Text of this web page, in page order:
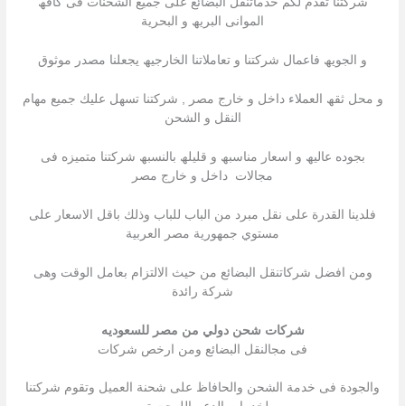
الموانى البریھ و البحریة
و الجویھ فاعمال شركتنا و تعاملاتنا الخارجیھ یجعلنا مصدر موثوق
و محل ثقھ العملاء داخل و خارج مصر , شركتنا تسھل علیك جمیع مھام
النقل و الشحن
بجوده عالیھ و اسعار مناسبھ و قلیلھ بالنسبھ شركتنا متمیزه فى
مجالات داخل و خارج مصر
فلدينا القدرة على نقل مبرد من الباب للباب وذلك باقل الاسعار على
مستوي جمهورية مصر العربية
ومن افضل شركاتنقل البضائع من حيث الالتزام بعامل الوقت وهى
شركة رائدة
شركات شحن دولي من مصر للسعوديه
فى مجالنقل البضائع ومن ارخص شركات
والجودة فى خدمة الشحن والحافاظ على شحنة العميل وتقوم شركتنا